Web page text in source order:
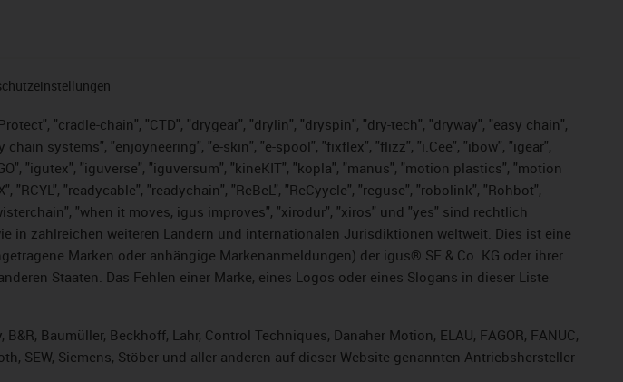
"cradle-chain", "CTD", "drygear", "drylin", "dryspin", "dry-tech", "dryway", "easy chain",
systems", "enjoyneering", "e-skin", "e-spool", "fixflex", "flizz", "i.Cee", "ibow", "igear",
"igutex", "iguverse", "iguversum", "kineKIT", "kopla", "manus", "motion plastics", "motion
"readycable", "readychain", "ReBeL", "ReCyycle", "reguse", "robolink", "Rohbot",
"when it moves, igus improves", "xirodur", "xiros" und "yes" sind rechtlich
in zahlreichen weiteren Ländern und internationalen Jurisdiktionen weltweit. Dies ist eine
Marken oder anhängige Markenanmeldungen) der igus® SE & Co. KG oder ihrer
Staaten. Das Fehlen einer Marke, eines Logos oder eines Slogans in dieser Liste
Baumüller, Beckhoff, Lahr, Control Techniques, Danaher Motion, ELAU, FAGOR, FANUC,
SEW, Siemens, Stöber und aller anderen auf dieser Website genannten Antriebshersteller